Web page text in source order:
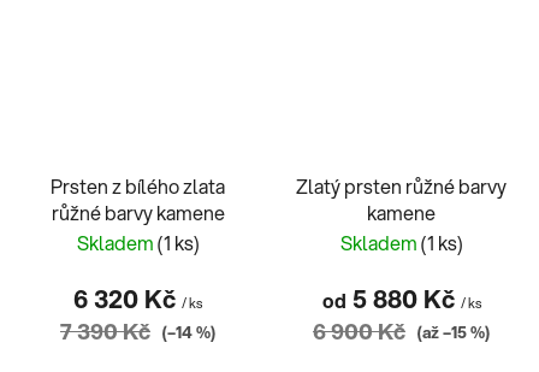
Prsten z bílého zlata
růžné barvy kamene
Skladem(1 ks)
6 320 Kč / ks
7 390 Kč (–14 %)
Zlatý prsten růžné barvy
kamene
Skladem(1 ks)
od 5 880 Kč / ks
6 900 Kč (až –15 %)